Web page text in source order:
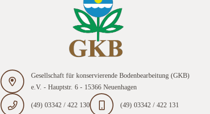
Gesellschaft für konservierende Bodenbearbeitung (GKB)
e.V. - Hauptstr. 6 - 15366 Neuenhagen
(49) 03342 / 422 130
(49) 03342 / 422 131